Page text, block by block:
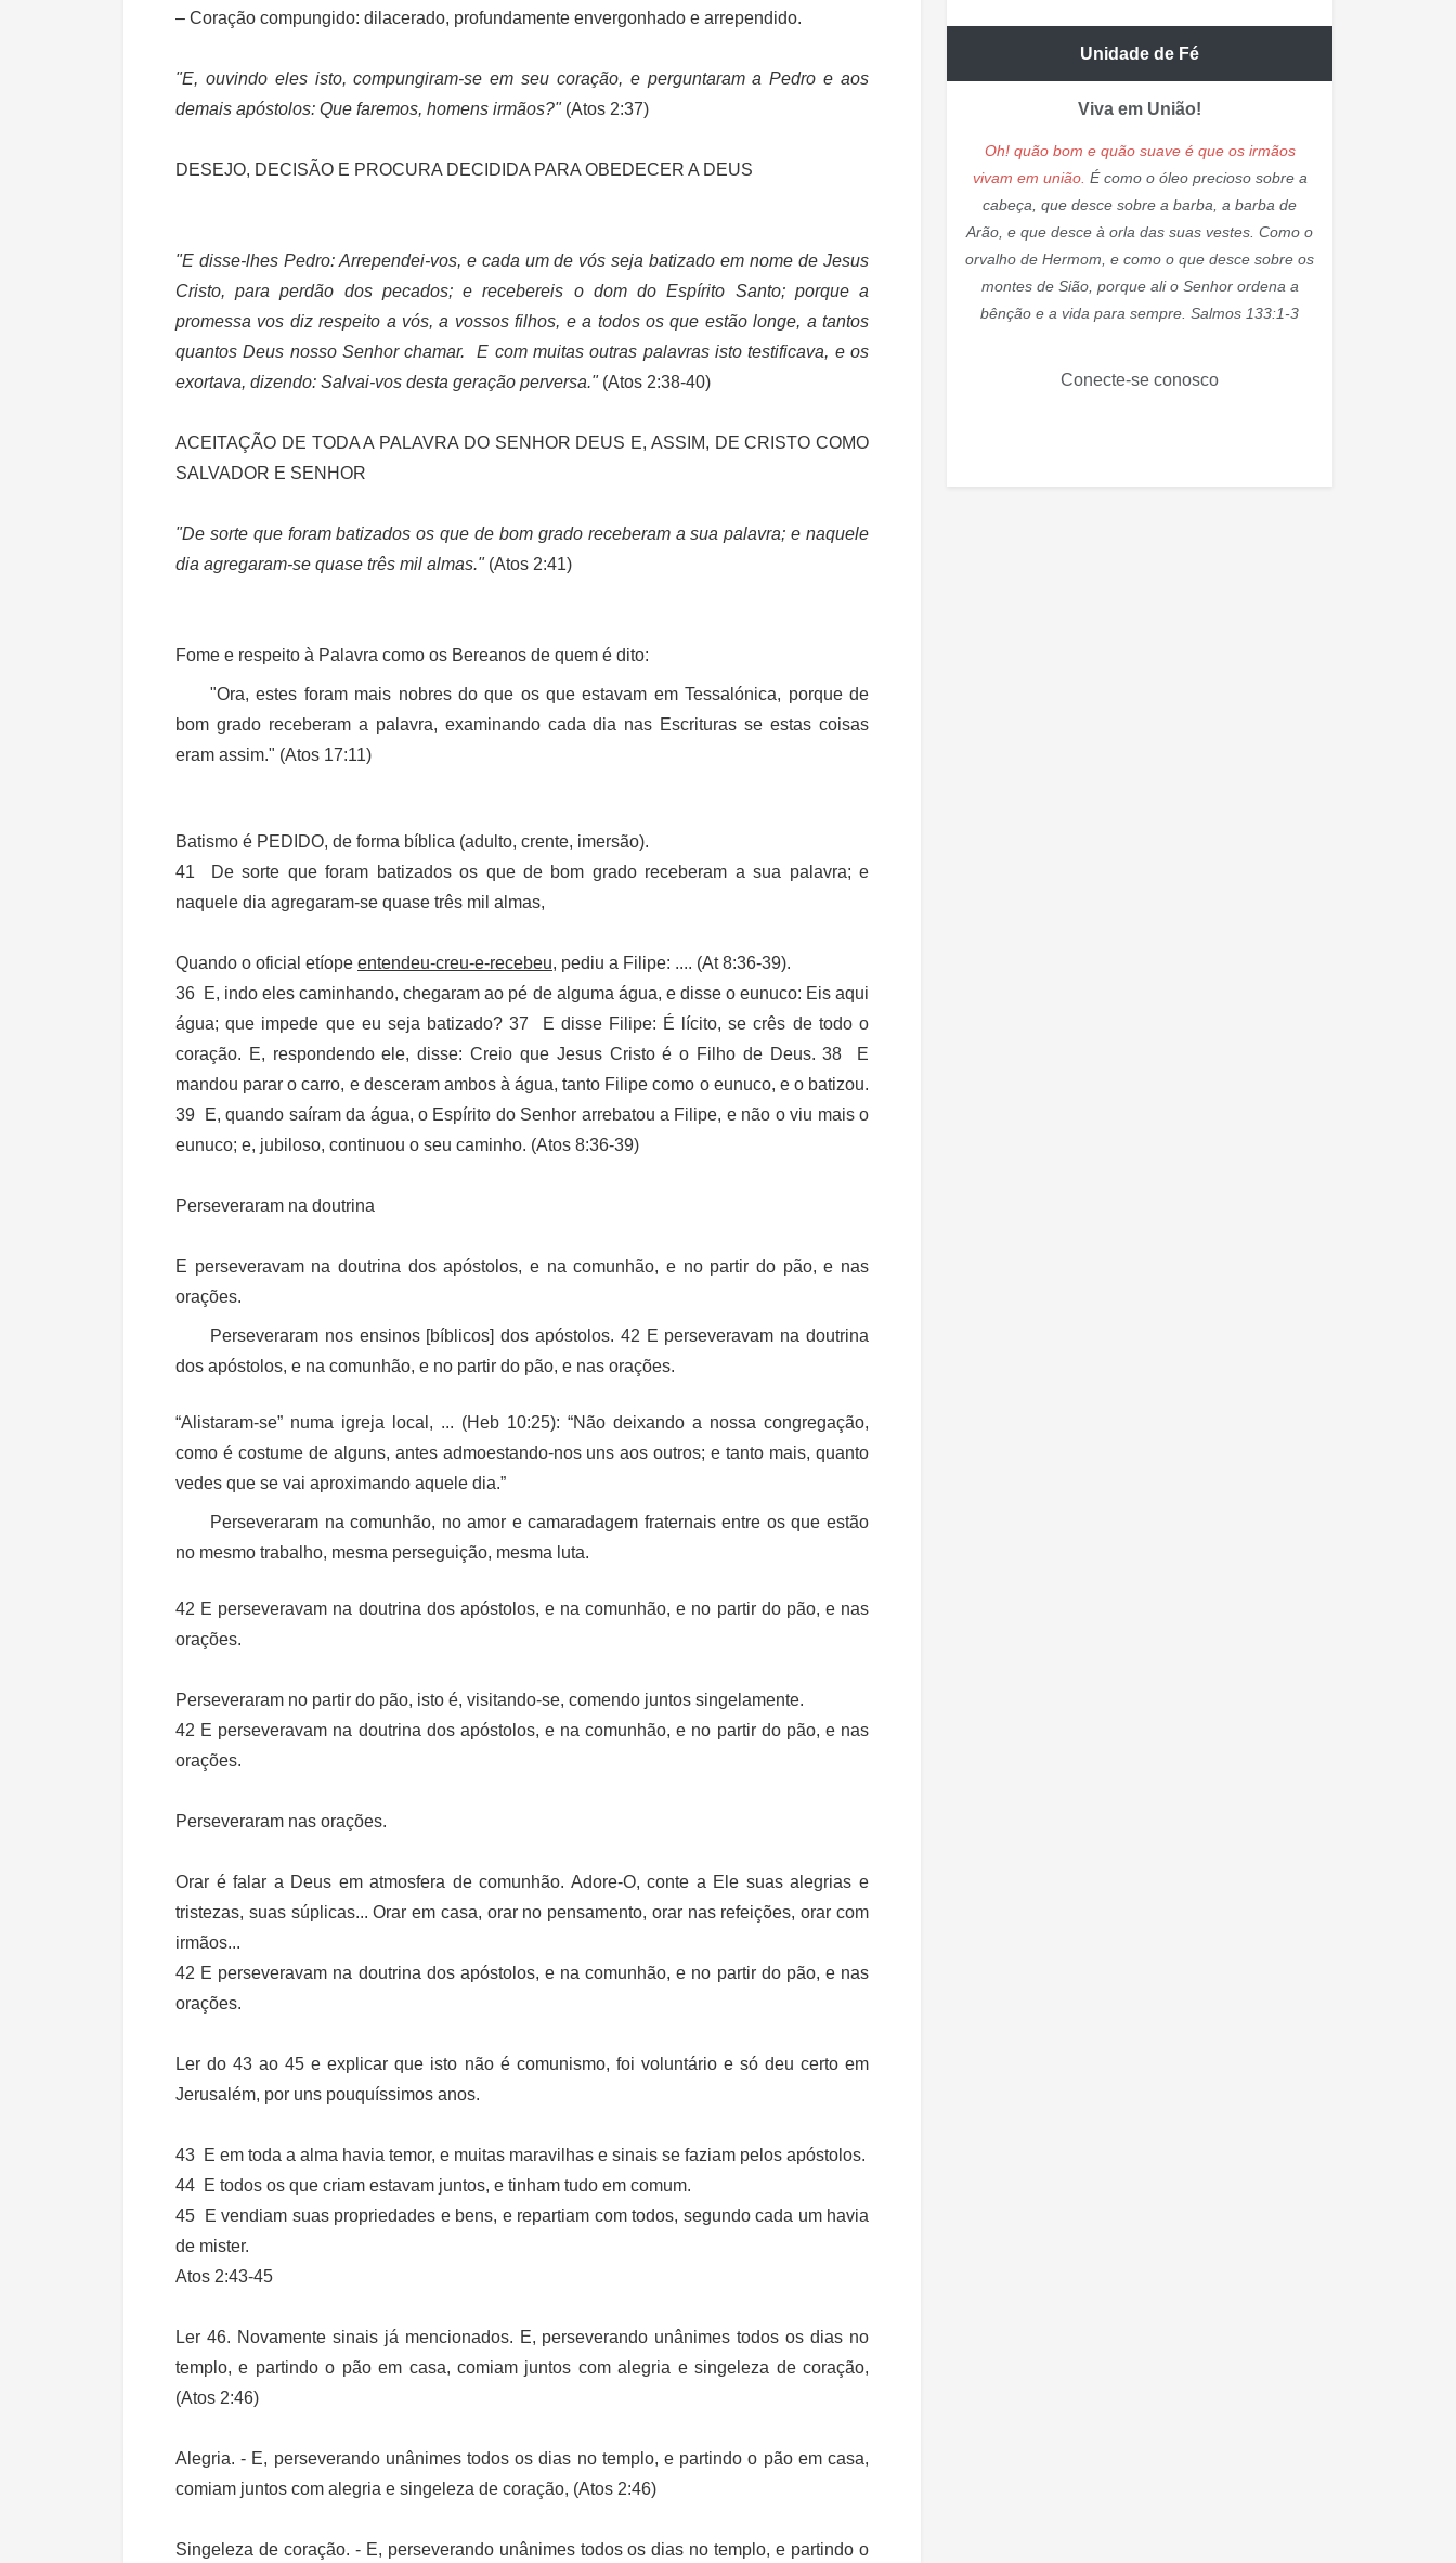
– Coração compungido: dilacerado, profundamente envergonhado e arrependido.
"E, ouvindo eles isto, compungiram-se em seu coração, e perguntaram a Pedro e aos
demais apóstolos: Que faremos, homens irmãos?" (Atos 2:37)
DESEJO, DECISÃO E PROCURA DECIDIDA PARA OBEDECER A DEUS
"E disse-lhes Pedro: Arrependei-vos, e cada um de vós seja batizado em nome de Jesus
Cristo, para perdão dos pecados; e recebereis o dom do Espírito Santo; porque a
promessa vos diz respeito a vós, a vossos filhos, e a todos os que estão longe, a tantos
quantos Deus nosso Senhor chamar. E com muitas outras palavras isto testificava, e os
exortava, dizendo: Salvai-vos desta geração perversa." (Atos 2:38-40)
ACEITAÇÃO DE TODA A PALAVRA DO SENHOR DEUS E, ASSIM, DE CRISTO COMO
SALVADOR E SENHOR
"De sorte que foram batizados os que de bom grado receberam a sua palavra; e naquele
dia agregaram-se quase três mil almas." (Atos 2:41)
Fome e respeito à Palavra como os Bereanos de quem é dito:
"Ora, estes foram mais nobres do que os que estavam em Tessalónica, porque de
bom grado receberam a palavra, examinando cada dia nas Escrituras se estas coisas
eram assim." (Atos 17:11)
Batismo é PEDIDO, de forma bíblica (adulto, crente, imersão).
41 De sorte que foram batizados os que de bom grado receberam a sua palavra; e
naquele dia agregaram-se quase três mil almas,
Quando o oficial etíope entendeu-creu-e-recebeu, pediu a Filipe: .... (At 8:36-39).
36 E, indo eles caminhando, chegaram ao pé de alguma água, e disse o eunuco: Eis aqui
água; que impede que eu seja batizado? 37 E disse Filipe: É lícito, se crês de todo o
coração. E, respondendo ele, disse: Creio que Jesus Cristo é o Filho de Deus. 38 E
mandou parar o carro, e desceram ambos à água, tanto Filipe como o eunuco, e o batizou.
39 E, quando saíram da água, o Espírito do Senhor arrebatou a Filipe, e não o viu mais o
eunuco; e, jubiloso, continuou o seu caminho. (Atos 8:36-39)
Perseveraram na doutrina
E perseveravam na doutrina dos apóstolos, e na comunhão, e no partir do pão, e nas
orações.
Perseveraram nos ensinos [bíblicos] dos apóstolos. 42 E perseveravam na doutrina
dos apóstolos, e na comunhão, e no partir do pão, e nas orações.
“Alistaram-se” numa igreja local, ... (Heb 10:25): “Não deixando a nossa congregação,
como é costume de alguns, antes admoestando-nos uns aos outros; e tanto mais, quanto
vedes que se vai aproximando aquele dia.”
Perseveraram na comunhão, no amor e camaradagem fraternais entre os que estão
no mesmo trabalho, mesma perseguição, mesma luta.
42 E perseveravam na doutrina dos apóstolos, e na comunhão, e no partir do pão, e nas
orações.
Perseveraram no partir do pão, isto é, visitando-se, comendo juntos singelamente.
42 E perseveravam na doutrina dos apóstolos, e na comunhão, e no partir do pão, e nas
orações.
Perseveraram nas orações.
Orar é falar a Deus em atmosfera de comunhão. Adore-O, conte a Ele suas alegrias e
tristezas, suas súplicas... Orar em casa, orar no pensamento, orar nas refeições, orar com
irmãos...
42 E perseveravam na doutrina dos apóstolos, e na comunhão, e no partir do pão, e nas
orações.
Ler do 43 ao 45 e explicar que isto não é comunismo, foi voluntário e só deu certo em
Jerusalém, por uns pouquíssimos anos.
43 E em toda a alma havia temor, e muitas maravilhas e sinais se faziam pelos apóstolos.
44 E todos os que criam estavam juntos, e tinham tudo em comum.
45 E vendiam suas propriedades e bens, e repartiam com todos, segundo cada um havia
de mister.
Atos 2:43-45
Ler 46. Novamente sinais já mencionados. E, perseverando unânimes todos os dias no
templo, e partindo o pão em casa, comiam juntos com alegria e singeleza de coração,
(Atos 2:46)
Alegria. - E, perseverando unânimes todos os dias no templo, e partindo o pão em casa,
comiam juntos com alegria e singeleza de coração, (Atos 2:46)
Singeleza de coração. -E, perseverando unânimes todos os dias no templo, e partindo o
Unidade de Fé
Viva em União!
Oh! quão bom e quão suave é que os irmãos
vivam em união. É como o óleo precioso sobre a
cabeça, que desce sobre a barba, a barba de
Arão, e que desce à orla das suas vestes. Como o
orvalho de Hermom, e como o que desce sobre os
montes de Sião, porque ali o Senhor ordena a
bênção e a vida para sempre. Salmos 133:1-3
Conecte-se conosco